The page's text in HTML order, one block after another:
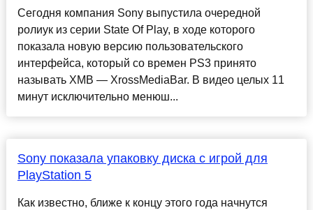
Сегодня компания Sony выпустила очередной
ролиук из серии State Of Play, в ходе которого
показала новую версию пользовательского
интерфейса, который со времен PS3 принято
называть XMB — XrossMediaBar. В видео целых 11
минут исключительно менюш...
Sony показала упаковку диска с игрой для
PlayStation 5
Как известно, ближе к концу этого года начнутся